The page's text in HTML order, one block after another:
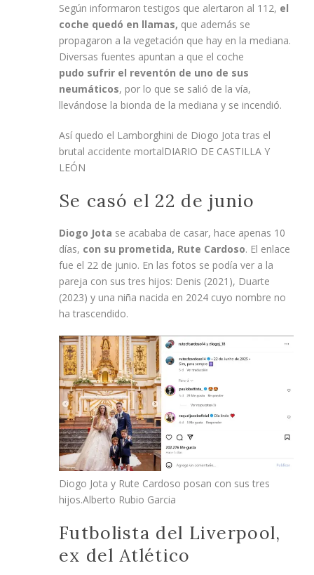
Según informaron testigos que alertaron al 112, el
coche quedó en llamas, que además se
propagaron a la vegetación que hay en la mediana.
Diversas fuentes apuntan a que el coche
pudo sufrir el reventón de uno de sus
neumáticos, por lo que se salió de la vía,
llevándose la bionda de la mediana y se incendió.
Así quedo el Lamborghini de Diogo Jota tras el
brutal accidente mortalDIARIO DE CASTILLA Y
LEÓN
Se casó el 22 de junio
Diogo Jota se acababa de casar, hace apenas 10
días, con su prometida, Rute Cardoso. El enlace
fue el 22 de junio. En las fotos se podía ver a la
pareja con sus tres hijos: Denis (2021), Duarte
(2023) y una niña nacida en 2024 cuyo nombre no
ha trascendido.
Diogo Jota y Rute Cardoso posan con sus tres
hijos.Alberto Rubio Garcia
Futbolista del Liverpool,
ex del Atlético